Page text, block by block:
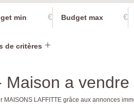
€ €
de critères
a
LAFFITTE grâce aux annonces